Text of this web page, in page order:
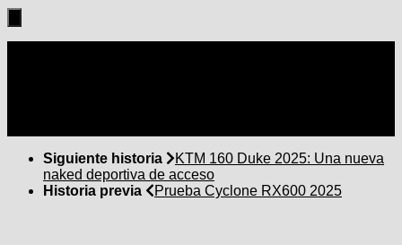
Siguiente historia
KTM 160 Duke 2025: Una nueva
naked deportiva de acceso
Historia previa
Prueba Cyclone RX600 2025